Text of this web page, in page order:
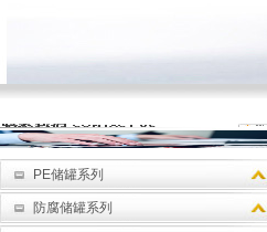
PE储罐系列
防腐储罐系列